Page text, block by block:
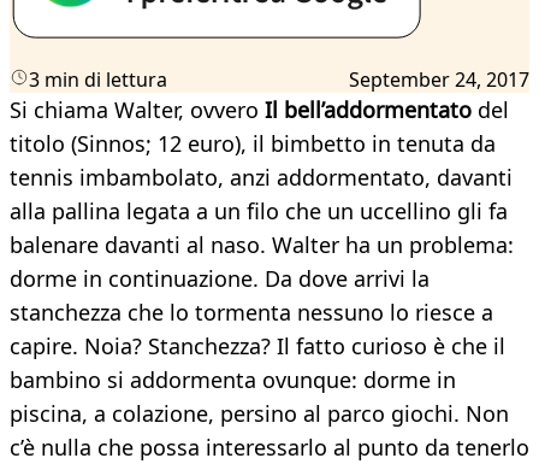
3 min di lettura September 24, 2017
Si chiama Walter, ovvero Il bell’addormentato del
titolo (Sinnos; 12 euro), il bimbetto in tenuta da
tennis imbambolato, anzi addormentato, davanti
alla pallina legata a un filo che un uccellino gli fa
balenare davanti al naso. Walter ha un problema:
dorme in continuazione. Da dove arrivi la
stanchezza che lo tormenta nessuno lo riesce a
capire. Noia? Stanchezza? Il fatto curioso è che il
bambino si addormenta ovunque: dorme in
piscina, a colazione, persino al parco giochi. Non
c’è nulla che possa interessarlo al punto da tenerlo